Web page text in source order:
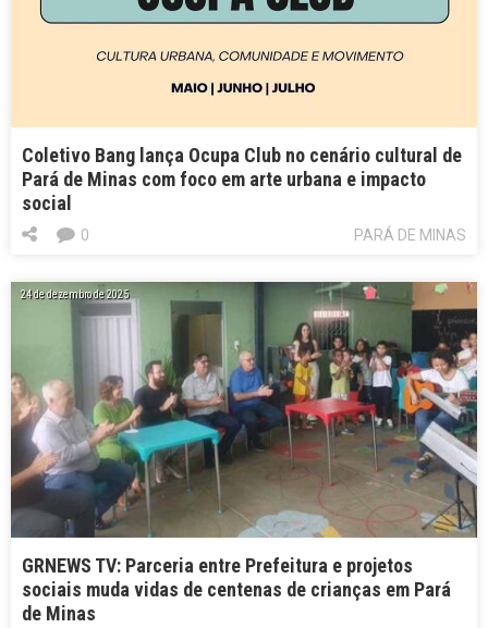
Coletivo Bang lança Ocupa Club no cenário cultural de
Pará de Minas com foco em arte urbana e impacto
social
PARÁ DE MINAS
0
24 de dezembro de 2025
GRNEWS TV: Parceria entre Prefeitura e projetos
sociais muda vidas de centenas de crianças em Pará
de Minas